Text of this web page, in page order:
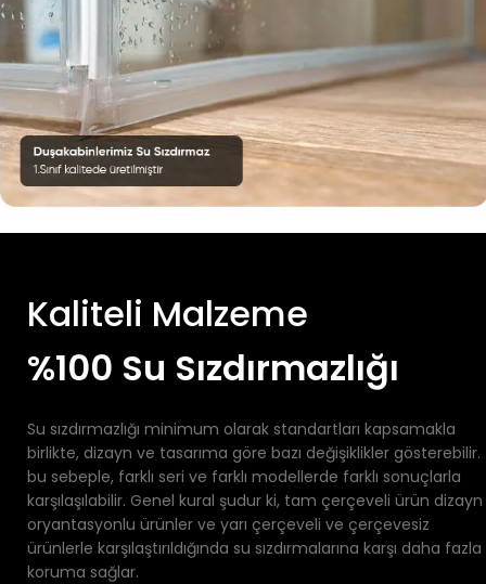
Kaliteli Malzeme
%100 Su Sızdırmazlığı
Su sızdırmazlığı minimum olarak standartları kapsamakla
birlikte, dizayn ve tasarıma göre bazı değişiklikler gösterebilir.
bu sebeple, farklı seri ve farklı modellerde farklı sonuçlarla
karşılaşılabilir. Genel kural şudur ki, tam çerçeveli ürün dizayn
oryantasyonlu ürünler ve yarı çerçeveli ve çerçevesiz
ürünlerle karşılaştırıldığında su sızdırmalarına karşı daha fazla
koruma sağlar.